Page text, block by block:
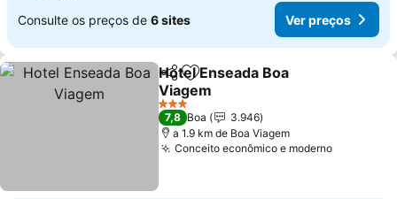
Consulte os preços de 6 sites Ver preços
PartilharAdicionar aos favoritos
Hotel Enseada Boa
Viagem
Ver preços
3 Estrelas
7,8 Boa
3.946
a 1.9 km de Boa Viagem
Conceito econômico e modernoVer